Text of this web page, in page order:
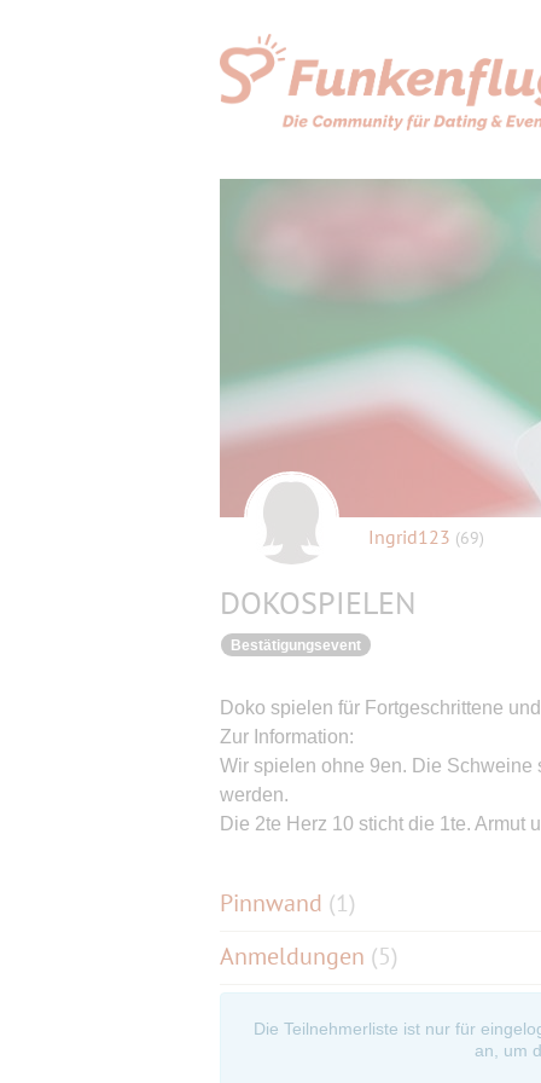
Ingrid123 (69)
DOKOSPIELEN
Bestätigungsevent
Doko spielen für Fortgeschrittene
Zur Information:
Wir spielen ohne 9en. Die
werden.
Die 2te Herz 10 sticht die 1te. Armut
Pinnwand (1)
Anmeldungen (5)
Die Teilnehmerliste ist nur für
an, um